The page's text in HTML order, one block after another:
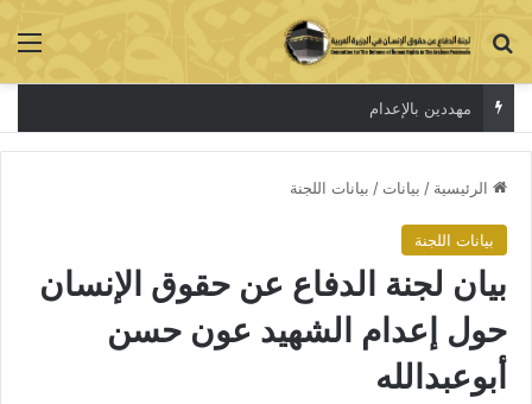
بحث عن
مهددين بالإعدام
الرئيسية / بيانات / بيانات اللجنة
بيانات اللجنة
بيان لجنة الدفاع عن حقوق الإنسان
حول إعدام الشهيد عون حسن
أبوعبدالله